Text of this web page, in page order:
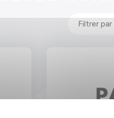
Filtrer